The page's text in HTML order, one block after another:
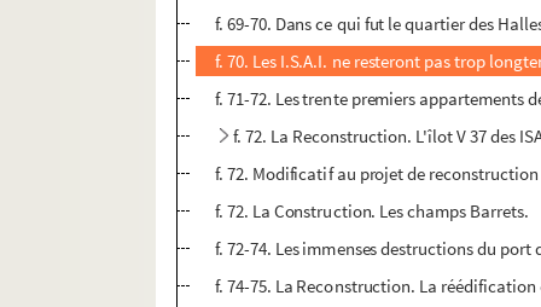
f. 69-70. Dans ce qui fut le quartier des
f. 70. Les I.S.A.I. ne resteront pas trop
f. 71-72. Les trente premiers appartements
f. 72. La Reconstruction. L'îlot V 37 des
f. 72. Modificatif au projet de
f. 72. La Construction. Les champs Barrets.
f. 72-74. Les immenses destructions du
f. 74-75. La Reconstruction. La